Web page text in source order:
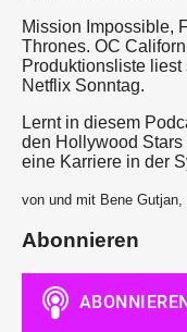
Mission Impossible,
Thrones. OC
Produktionsliste
Netflix Sonntag.
Lernt in diesem
den Hollywood
eine Karriere in der
von und mit Bene
Abonnieren